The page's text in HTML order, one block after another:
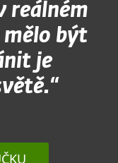
reálném
být
je